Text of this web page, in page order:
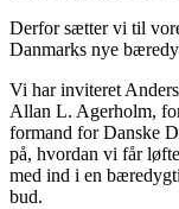
Derfor sætter vi til
Danmarks nye
Vi har inviteret
Allan L. Agerholm,
formand for Danske
på, hvordan vi får
med ind i en
bud.